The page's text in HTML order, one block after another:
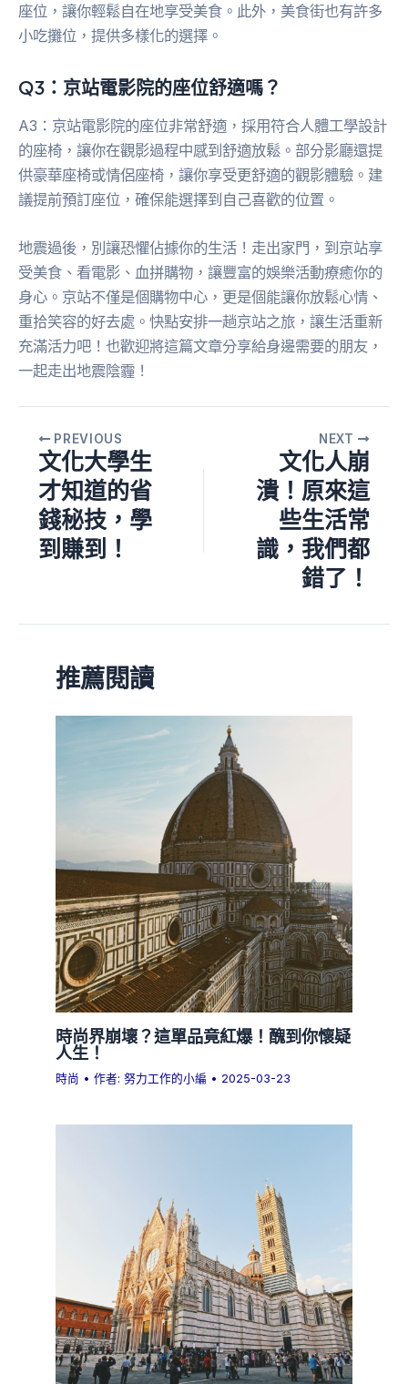
座位，讓你輕鬆自在地享受美食。此外，美食街也有許多
小吃攤位，提供多樣化的選擇。
Q3：京站電影院的座位舒適嗎？
A3：京站電影院的座位非常舒適，採用符合人體工學設計
的座椅，讓你在觀影過程中感到舒適放鬆。部分影廳還提
供豪華座椅或情侶座椅，讓你享受更舒適的觀影體驗。建
議提前預訂座位，確保能選擇到自己喜歡的位置。
地震過後，別讓恐懼佔據你的生活！走出家門，到京站享
受美食、看電影、血拼購物，讓豐富的娛樂活動療癒你的
身心。京站不僅是個購物中心，更是個能讓你放鬆心情、
重拾笑容的好去處。快點安排一趟京站之旅，讓生活重新
充滿活力吧！也歡迎將這篇文章分享給身邊需要的朋友，
一起走出地震陰霾！
PREVIOUS
文化大學生
才知道的省
錢秘技，學
到賺到！
NEXT
文化人崩
潰！原來這
些生活常
識，我們都
錯了！
推薦閱讀
時尚界崩壞？這單品竟紅爆！醜到你懷疑
人生！
時尚 • 作者:努力工作的小編 • 2025-03-23